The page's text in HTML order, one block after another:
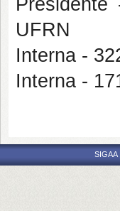
UFRN
Interna -
Interna -
SIGAA